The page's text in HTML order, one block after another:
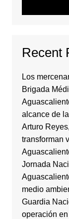
Recent
Los
Brigada
alcance de
Arturo
transforman
Jornada
medio
Guardia
operación